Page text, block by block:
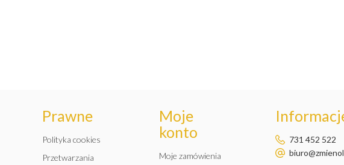
Prawne
Polityka cookies
Przetwarzania
Moje
konto
Moje zamówienia
731 452 522